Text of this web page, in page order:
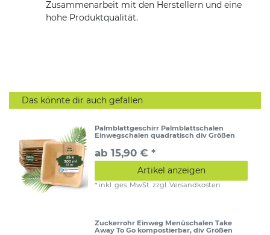
Zusammenarbeit mit den Herstellern und eine
hohe Produktqualität.
Das könnte dir auch gefallen
Palmblattgeschirr Palmblattschalen
Einwegschalen quadratisch div Größen
ab 15,90 € *
Artikel anzeigen
* inkl. ges. MwSt. zzgl.Versandkosten
Zuckerrohr Einweg Menüschalen Take
Away To Go kompostierbar, div Größen